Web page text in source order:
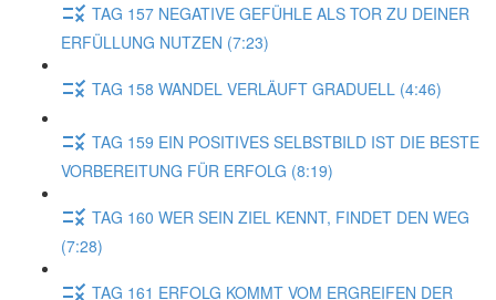
TAG 157 NEGATIVE GEFÜHLE ALS TOR ZU DEINER
ERFÜLLUNG NUTZEN (7:23)
TAG 158 WANDEL VERLÄUFT GRADUELL (4:46)
TAG 159 EIN POSITIVES SELBSTBILD IST DIE BESTE
VORBEREITUNG FÜR ERFOLG (8:19)
TAG 160 WER SEIN ZIEL KENNT, FINDET DEN WEG
(7:28)
TAG 161 ERFOLG KOMMT VOM ERGREIFEN DER